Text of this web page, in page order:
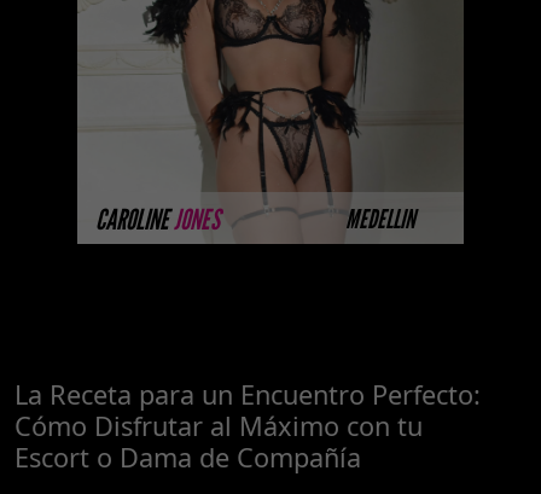
CAROLINEJONES MEDELLIN
Platinum Esta modelo pertenece
a nuestro Catálogo Privado
Platinum. Selección privada de
modelos con un nivel de belleza
y perform ...
MÁS INFORMACIÓN
La Receta para un Encuentro Perfecto:
Cómo Disfrutar al Máximo con tu
Escort o Dama de Compañía